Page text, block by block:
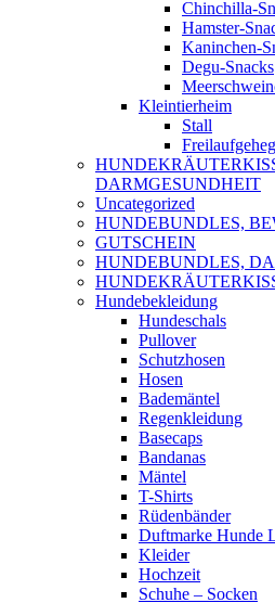
Chinchilla-
Hamster-
Kaninchen-
Degu-Snacks
Kleintierheim
Stall
DARMGESUNDHEIT
Uncategorized
HUNDEBUNDLES,
GUTSCHEIN
HUNDEBUNDLES,
Hundebekleidung
Hundeschals
Pullover
Schutzhosen
Hosen
Bademäntel
Regenkleidung
Basecaps
Bandanas
Mäntel
T-Shirts
Rüdenbänder
Duftmarke Hunde
Kleider
Hochzeit
Schuhe – Socken